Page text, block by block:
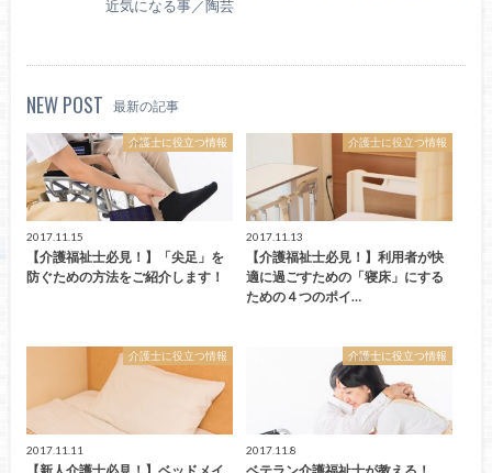
近気になる事／陶芸
NEW POST 最新の記事
介護士に役立つ情報
2017.11.15
【介護福祉士必見！】「尖足」を
防ぐための方法をご紹介します！
介護士に役立つ情報
2017.11.13
【介護福祉士必見！】利用者が快
適に過ごすための「寝床」にする
ための４つのポイ…
介護士に役立つ情報
2017.11.11
介護士に役立つ情報
2017.11.8